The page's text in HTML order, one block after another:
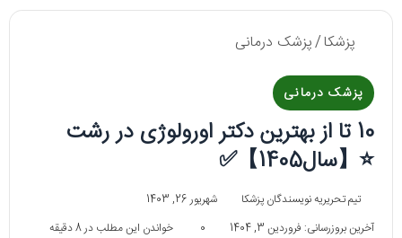
پزشکا/پزشک درمانی
پزشک درمانی
10 تا از بهترین دکتر اورولوژی در رشت
⭐【سال1405】✅
تیم تحریریه نویسندگان پزشکا
شهریور 26, 1403
آخرین بروزرسانی: فروردین 3, 1404
0 خواندن این مطلب در 8 دقیقه